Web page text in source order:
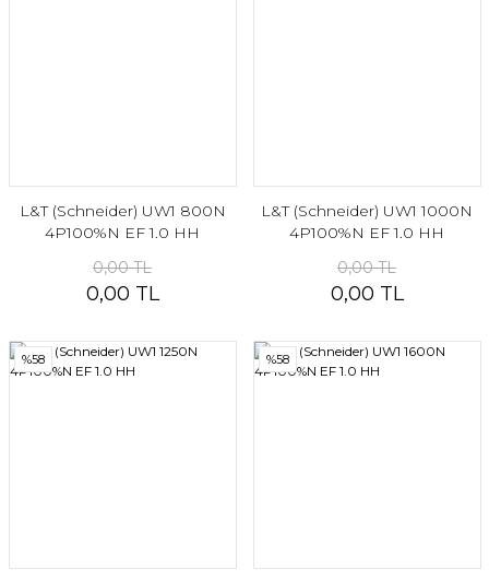
L&T (Schneider) UW1 800N
4P100%N EF 1.0 HH
0,00 TL
0,00 TL
L&T (Schneider) UW1 1000N
4P100%N EF 1.0 HH
0,00 TL
0,00 TL
%58 %58